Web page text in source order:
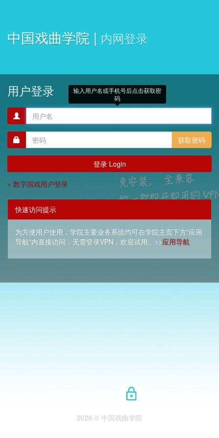
中国戏曲学院 | 内网登录
用户登录
登
录
名
输入用户名或手机号后点击获取密
码
密
码
获取密码
» 数字国戏用户登录
快速访问提示
为方便用户使用，学院主要业务系统均可在学院主页下方“应用
导航”内直接访问，无需登录VPN，欢迎试用。>>应用导航
2026 © 中国戏曲学院